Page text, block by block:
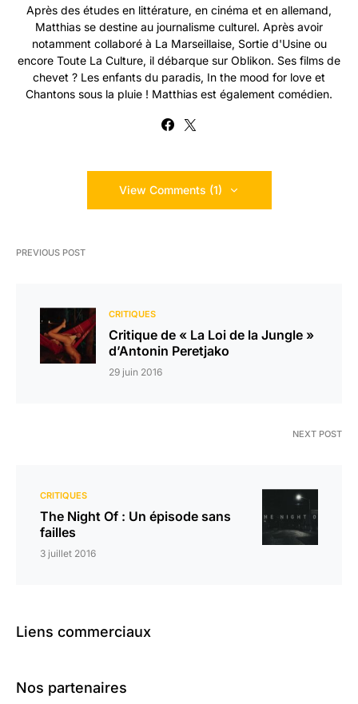
Après des études en littérature, en cinéma et en allemand,
Matthias se destine au journalisme culturel. Après avoir
notamment collaboré à La Marseillaise, Sortie d'Usine ou
encore Toute La Culture, il débarque sur Oblikon. Ses films de
chevet ? Les enfants du paradis, In the mood for love et
Chantons sous la pluie ! Matthias est également comédien.
View Comments (1)
PREVIOUS POST
CRITIQUES
Critique de « La Loi de la Jungle »
d’Antonin Peretjako
29 juin 2016
NEXT POST
CRITIQUES
The Night Of : Un épisode sans
failles
3 juillet 2016
Liens commerciaux
Nos partenaires